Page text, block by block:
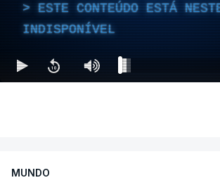
ESTE CONTEÚDO ESTÁ
INDISPONÍVEL
MUNDO